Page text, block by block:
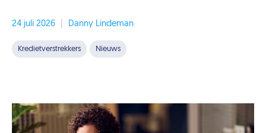
24 juli 2026 Danny Lindeman
Kredietverstrekkers Nieuws